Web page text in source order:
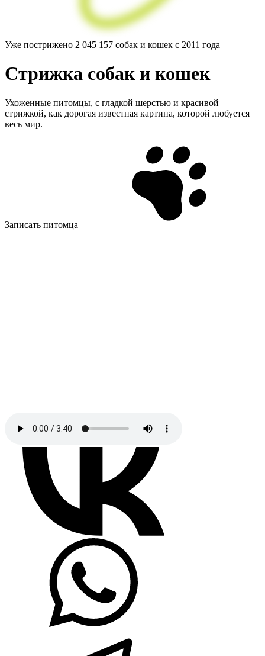
Уже пострижено 2 045 157 собак и кошек с 2011 года
Стрижка собаки кошек
Ухоженные питомцы, с гладкой шерстью и красивой
стрижкой, как дорогая известная картина, которой любуется
весь мир.
Записать питомца